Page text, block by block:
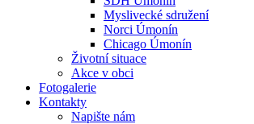
Myslivecké sdružení
Norci Úmonín
Chicago Úmonín
Životní situace
Akce v obci
Fotogalerie
Kontakty
Napište nám